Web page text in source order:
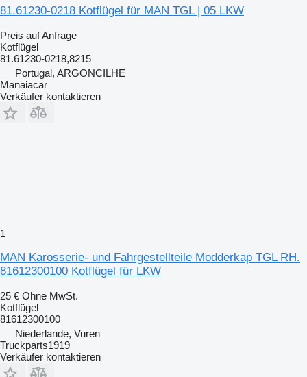
81.61230-0218 Kotflügel für MAN TGL | 05 LKW
Preis auf Anfrage
Kotflügel
81.61230-0218,8215
Portugal, ARGONCILHE
Manaiacar
Verkäufer kontaktieren
1
MAN Karosserie- und Fahrgestellteile Modderkap TGL RH.
81612300100 Kotflügel für LKW
25 € Ohne MwSt.
Kotflügel
81612300100
Niederlande, Vuren
Truckparts1919
Verkäufer kontaktieren